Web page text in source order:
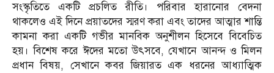
সংস্কৃতিতে একটি প্রচলিত রীতি। পরিবার হারানোর বেদনা
থাকলেও এই দিনে প্রয়াতদের স্মরণ করা এবং তাদের আত্মার শান্তি
কামনা করা একটি গভীর মানবিক অনুশীলন হিসেবে বিবেচিত
হয়। বিশেষ করে ঈদের মতো উৎসবে, যেখানে আনন্দ ও মিলন
প্রধান বিষয়, সেখানে কবর জিয়ারত এক ধরনের আধ্যাত্মিক